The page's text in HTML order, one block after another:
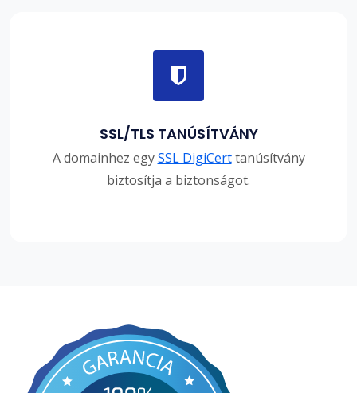
SSL/TLS TANÚSÍTVÁNY
A domainhez egySSL DigiCerttanúsítvány
biztosítja a biztonságot.